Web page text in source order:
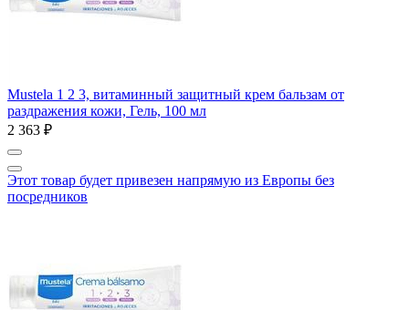
Mustela 1 2 3, витаминный защитный крем бальзам от
раздражения кожи, Гель, 100 мл
2 363 ₽
Этот товар будет привезен напрямую из Европы без
посредников